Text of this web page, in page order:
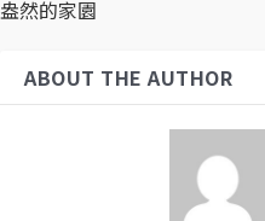
盎然的家園
ABOUT THE AUTHOR